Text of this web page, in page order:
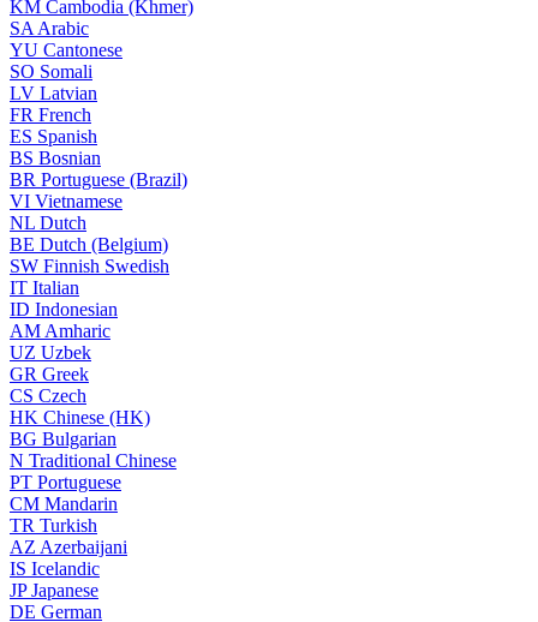
KM Cambodia (Khmer)
SA Arabic
YU Cantonese
SO Somali
LV Latvian
FR French
ES Spanish
BS Bosnian
BR Portuguese (Brazil)
VI Vietnamese
NL Dutch
BE Dutch (Belgium)
SW Finnish Swedish
IT Italian
ID Indonesian
AM Amharic
UZ Uzbek
GR Greek
CS Czech
HK Chinese (HK)
BG Bulgarian
N Traditional Chinese
PT Portuguese
CM Mandarin
TR Turkish
AZ Azerbaijani
IS Icelandic
JPJapanese
DE German